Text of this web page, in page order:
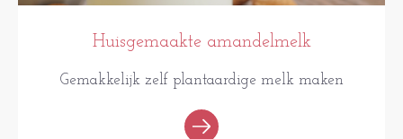
Huisgemaakte amandelmelk
Gemakkelijk zelf plantaardige melk maken